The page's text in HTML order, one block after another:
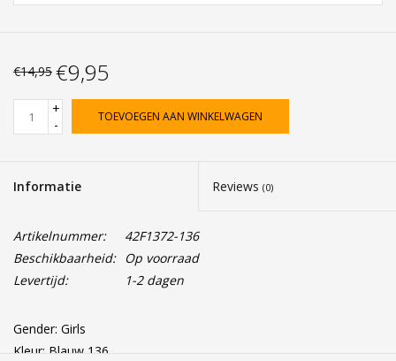
€14,95 €9,95
+
-
TOEVOEGEN AAN WINKELWAGEN
Informatie Reviews (0)
Artikelnummer:
42F1372-136
Beschikbaarheid: Op voorraad
Levertijd:
1-2 dagen
Gender: Girls
Kleur: Blauw 136